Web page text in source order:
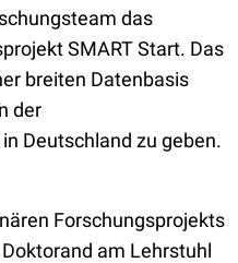
das
SMART Start. Das
breiten Datenbasis
der
Deutschland zu geben.
Forschungsprojekts
am Lehrstuhl